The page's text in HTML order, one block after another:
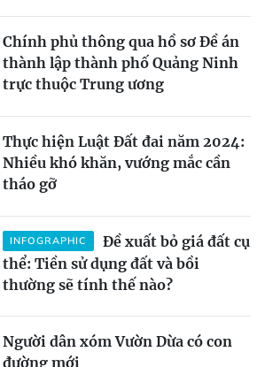
Chính phủ thông qua hồ sơ Đề án
thành lập thành phố Quảng Ninh
trực thuộc Trung ương
Thực hiện Luật Đất đai năm 2024:
Nhiều khó khăn, vướng mắc cần
tháo gỡ
INFOGRAPHIC
Đề xuất bỏ giá đất cụ
thể: Tiền sử dụng đất và bồi
thường sẽ tính thế nào?
Người dân xóm Vườn Dừa có con
đường mới